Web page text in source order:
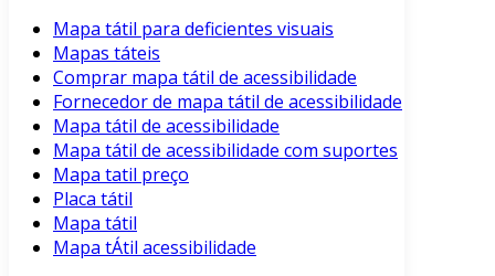
Mapa tátil para deficientes visuais
Mapas táteis
Comprar mapa tátil de acessibilidade
Fornecedor de mapa tátil de acessibilidade
Mapa tátil de acessibilidade
Mapa tátil de acessibilidade com suportes
Mapa tatil preço
Placa tátil
Mapa tátil
Mapa tÁtil acessibilidade